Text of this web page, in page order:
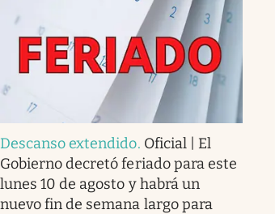
Descanso extendido. Oficial | El
Gobierno decretó feriado para este
lunes 10 de agosto y habrá un
nuevo fin de semana largo para